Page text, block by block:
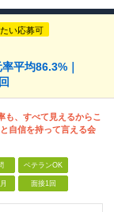
い応募可
平均86.3%｜
も、すべて見えるからこ
自信を持って言える会
ベテランOK
面接1回